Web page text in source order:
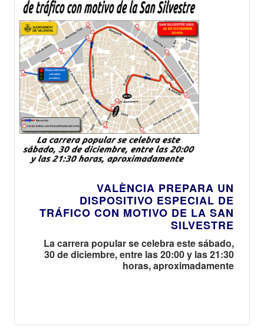
VALÈNCIA PREPARA UN
DISPOSITIVO ESPECIAL DE
TRÁFICO CON MOTIVO DE LA SAN
SILVESTRE
La carrera popular se celebra este sábado,
30 de diciembre, entre las 20:00 y las 21:30
horas, aproximadamente